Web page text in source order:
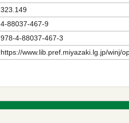
323.149
4-88037-467-9
978-4-88037-467-3
https://www.lib.pref.miyazaki.lg.jp/winj/